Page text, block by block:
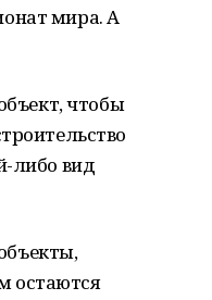
мира. А
чтобы
либо вид
остаются